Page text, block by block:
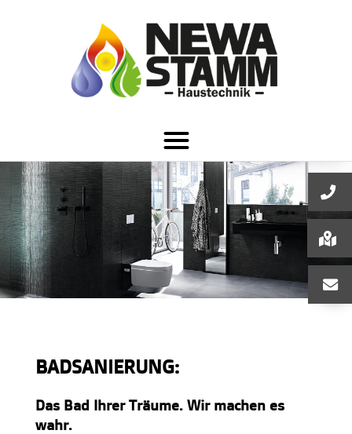
BADSANIERUNG:
Das Bad Ihrer Träume. Wir machen es
wahr.